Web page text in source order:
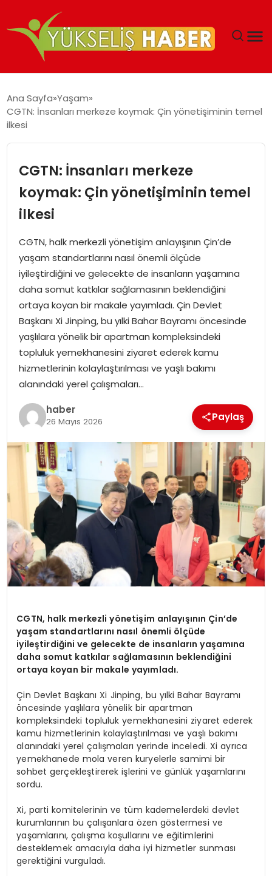
MALIYETLERINI AZALTIYOR’
Ana Sayfa Yaşam
CGTN: İnsanları merkeze koymak: Çin yönetişiminin temel
ilkesi
CGTN: İnsanları merkeze
koymak: Çin yönetişiminin temel
ilkesi
CGTN, halk merkezli yönetişim anlayışının Çin’de
yaşam standartlarını nasıl önemli ölçüde
iyileştirdiğini ve gelecekte de insanların yaşamına
daha somut katkılar sağlamasının beklendiğini
ortaya koyan bir makale yayımladı. Çin Devlet
Başkanı Xi Jinping, bu yılki Bahar Bayramı öncesinde
yaşlılara yönelik bir apartman kompleksindeki
topluluk yemekhanesini ziyaret ederek kamu
hizmetlerinin kolaylaştırılması ve yaşlı bakımı
alanındaki yerel çalışmaları…
haber
26 Mayıs 2026 Paylaş
CGTN, halk merkezli yönetişim anlayışının Çin’de
yaşam standartlarını nasıl önemli ölçüde
iyileştirdiğini ve gelecekte de insanların yaşamına
daha somut katkılar sağlamasının beklendiğini
ortaya koyan bir makale yayımladı.
Çin Devlet Başkanı Xi Jinping, bu yılki Bahar Bayramı
öncesinde yaşlılara yönelik bir apartman
kompleksindeki topluluk yemekhanesini ziyaret ederek
kamu hizmetlerinin kolaylaştırılması ve yaşlı bakımı
alanındaki yerel çalışmaları yerinde inceledi. Xi ayrıca
yemekhanede mola veren kuryelerle samimi bir
sohbet gerçekleştirerek işlerini ve günlük yaşamlarını
sordu.
Xi, parti komitelerinin ve tüm kademelerdeki devlet
kurumlarının bu çalışanlara özen göstermesi ve
yaşamlarını, çalışma koşullarını ve eğitimlerini
desteklemek amacıyla daha iyi hizmetler sunması
gerektiğini vurguladı.